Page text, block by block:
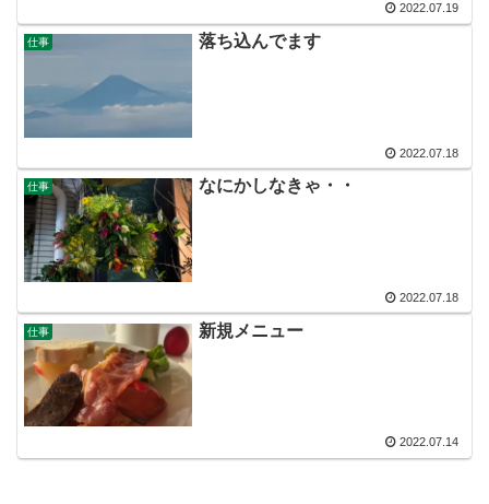
2022.07.19
仕事 落ち込んでます
2022.07.18
仕事 なにかしなきゃ・・
2022.07.18
仕事 新規メニュー
2022.07.14